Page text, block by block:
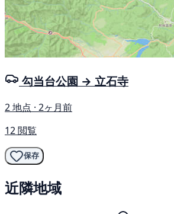
勾当台公園 → 立石寺
2 地点 · 2ヶ月前
12 閲覧
保存
近隣地域